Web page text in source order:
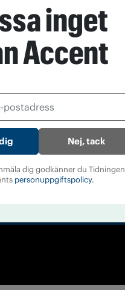
Lundkvist,
inget
Accent
Nej, tack
dig godkänner du Tidningen
personuppgiftspolicy.